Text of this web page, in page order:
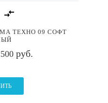
ТЕХНО 09 СОФТ
руб.